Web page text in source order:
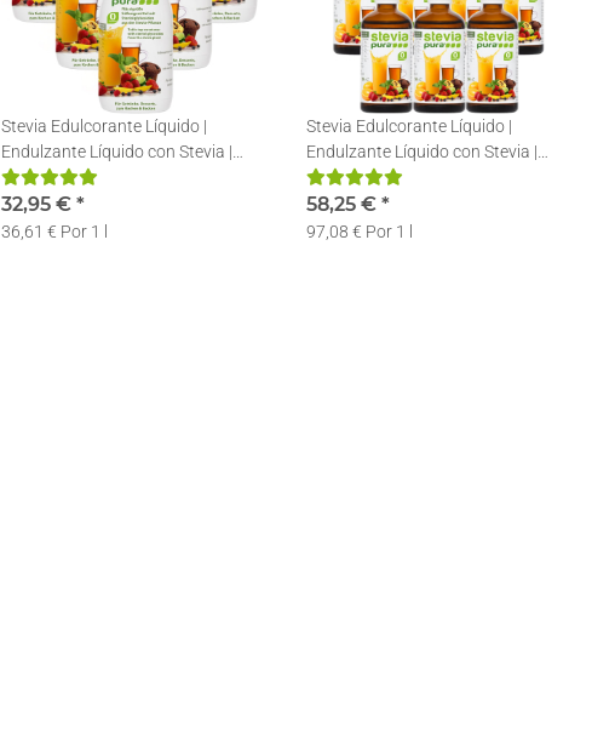
Stevia Edulcorante Líquido |
Endulzante Líquido con Stevia |
Stevia en gotas | 6x150ml
32,95 € *
36,61 € Por 1 l
Stevia Edulcorante Líquido |
Endulzante Líquido con Stevia |
Stevia en gotas | 12x50ml
58,25 € *
97,08 € Por 1 l